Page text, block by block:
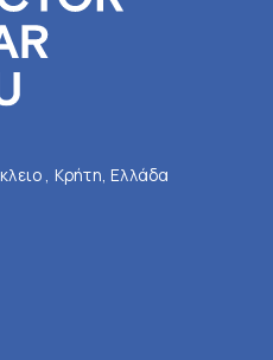
, Κρήτη, Ελλάδα